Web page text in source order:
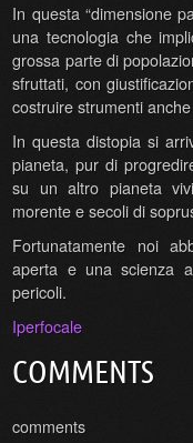
In questa “dimensione
una tecnologia che
grossa parte di
sfruttati, con
costruire strumenti
In questa distopia si
pianeta, pur di
su un altro pianeta
morente e secoli di
Fortunatamente noi
aperta e una scienza
pericoli.
Iperfocale
COMMENTS
comments